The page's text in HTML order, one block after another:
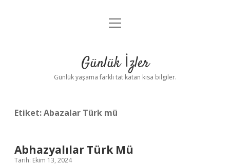
Anasayfa
Yasal Uyarı
menüyü
Günlük İzler
Günlük yaşama farklı tat katan kısa bilgiler.
Etiket:Abazalar Türk mü
Abhazyalılar Türk Mü
Tarih: Ekim 13, 2024